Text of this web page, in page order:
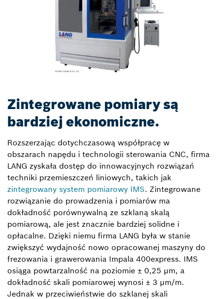
Zintegrowane pomiary są
bardziej ekonomiczne.
Rozszerzając dotychczasową współpracę w
obszarach napędu i technologii sterowania CNC, firma
LANG zyskała dostęp do innowacyjnych rozwiązań
techniki przemieszczeń liniowych, takich jak
zintegrowany system pomiarowy IMS. Zintegrowane
rozwiązanie do prowadzenia i pomiarów ma
dokładność porównywalną ze szklaną skalą
pomiarową, ale jest znacznie bardziej solidne i
opłacalne. Dzięki niemu firma LANG była w stanie
zwiększyć wydajność nowo opracowanej maszyny do
frezowania i grawerowania Impala 400express. IMS
osiąga powtarzalność na poziomie ± 0,25 µm, a
dokładność skali pomiarowej wynosi ± 3 µm/m.
Jednak w przeciwieństwie do szklanej skali